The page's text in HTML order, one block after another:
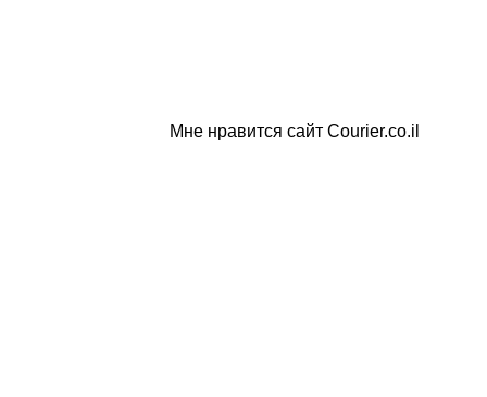
Мне нравится сайт Courier.co.il